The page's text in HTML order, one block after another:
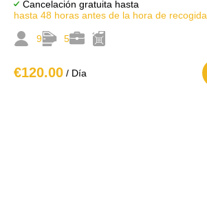
Cancelación gratuita hasta
hasta 48 horas antes de la hora de recogida
9 5
€120.00 / Día